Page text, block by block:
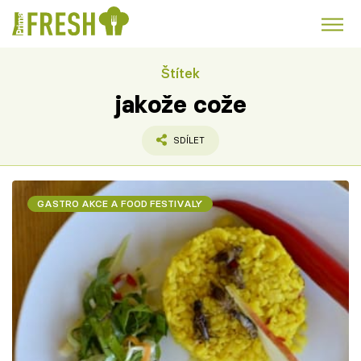
Polévky k večeři
Čokoláda
Témata
Recepty
Články
TV Program
Štítek
jakože cože
SDÍLET
GASTRO AKCE A FOOD FESTIVALY